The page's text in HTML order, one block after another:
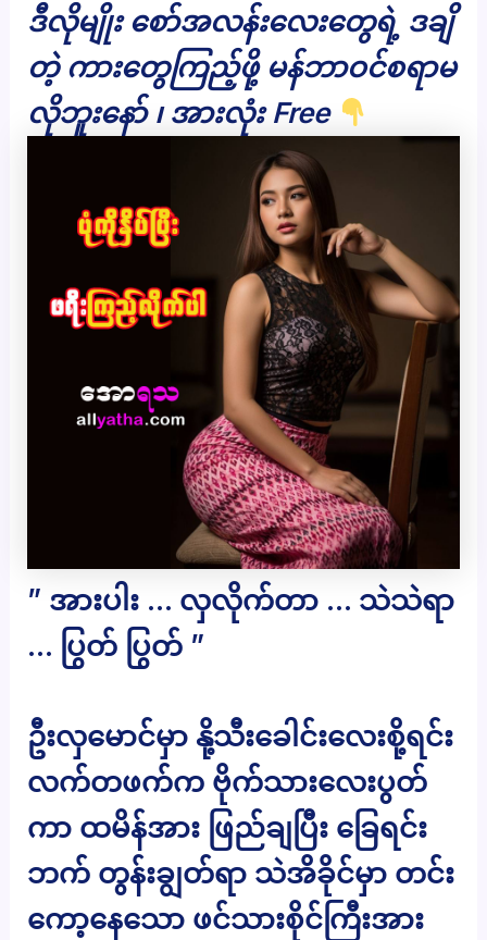
ဒီလိုမျိုး စော်အလန်းလေးတွေရဲ့ ဒချိ
တဲ့ ကားတွေကြည့်ဖို့ မန်ဘာဝင်စရာမ
လိုဘူးနော် ၊ အားလုံး Free
” အားပါး … လှလိုက်တာ … သဲသဲရာ
… ပြွတ် ပြွတ် ”
ဦးလှမောင်မှာ နို့သီးခေါင်းလေးစို့ရင်း
လက်တဖက်က ဗိုက်သားလေးပွတ်
ကာ ထမိန်အား ဖြည်ချပြီး ခြေရင်း
ဘက် တွန်းချွတ်ရာ သဲအိခိုင်မှာ တင်း
ကော့နေသော ဖင်သားစိုင်ကြီးအား